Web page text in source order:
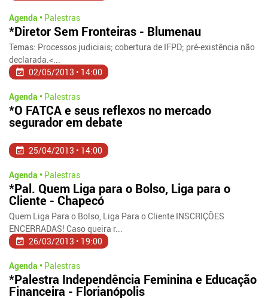
Agenda • Palestras
*Diretor Sem Fronteiras - Blumenau
Temas: Processos judiciais; cobertura de IFPD; pré-existência não
declarada.<...
02/05/2013 • 14:00
Agenda • Palestras
*O FATCA e seus reflexos no mercado
segurador em debate
25/04/2013 • 14:00
Agenda • Palestras
*Pal. Quem Liga para o Bolso, Liga para o
Cliente - Chapecó
Quem Liga Para o Bolso, Liga Para o Cliente INSCRIÇÕES
ENCERRADAS! Caso queira r...
26/03/2013 • 19:00
Agenda • Palestras
*Palestra Independência Feminina e Educação
Financeira - Florianópolis